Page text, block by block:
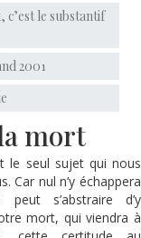
le substantif
2001
mort
le seul sujet qui nous
Car nul n’y échappera
s’abstraire d’y
mort, qui viendra à